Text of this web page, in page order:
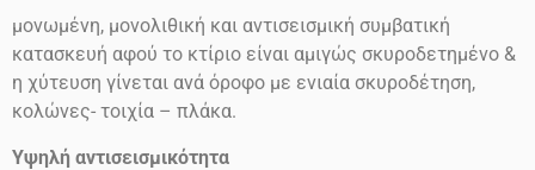
μονωμένη, μονολιθική και αντισεισμική συμβατική
κατασκευή αφού το κτίριο είναι αμιγώς σκυροδετημένο &
η χύτευση γίνεται ανά όροφο με ενιαία σκυροδέτηση,
κολώνες- τοιχία – πλάκα.
Υψηλή αντισεισμικότητα